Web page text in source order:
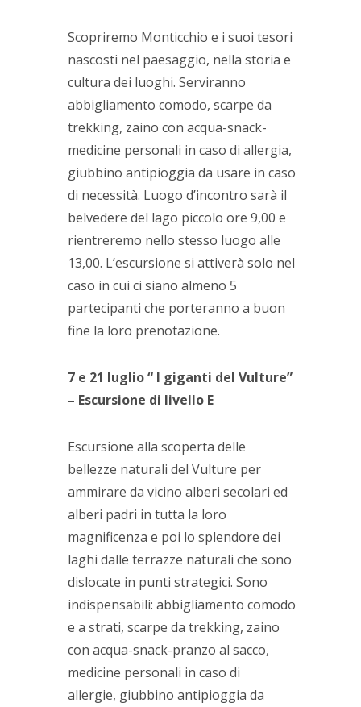
Scopriremo Monticchio e i suoi tesori
nascosti nel paesaggio, nella storia e
cultura dei luoghi. Serviranno
abbigliamento comodo, scarpe da
trekking, zaino con acqua-snack-
medicine personali in caso di allergia,
giubbino antipioggia da usare in caso
di necessità. Luogo d’incontro sarà il
belvedere del lago piccolo ore 9,00 e
rientreremo nello stesso luogo alle
13,00. L’escursione si attiverà solo nel
caso in cui ci siano almeno 5
partecipanti che porteranno a buon
fine la loro prenotazione.
7 e 21 luglio “ I giganti del Vulture”
– Escursione di livello E
Escursione alla scoperta delle
bellezze naturali del Vulture per
ammirare da vicino alberi secolari ed
alberi padri in tutta la loro
magnificenza e poi lo splendore dei
laghi dalle terrazze naturali che sono
dislocate in punti strategici. Sono
indispensabili: abbigliamento comodo
e a strati, scarpe da trekking, zaino
con acqua-snack-pranzo al sacco,
medicine personali in caso di
allergie, giubbino antipioggia da